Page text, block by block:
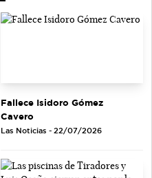
Fallece Isidoro Gómez
Cavero
Las Noticias - 22/07/2026